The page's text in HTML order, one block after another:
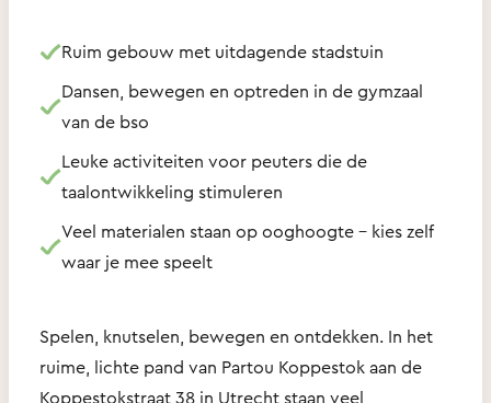
Ruim gebouw met uitdagende stadstuin
Dansen, bewegen en optreden in de gymzaal
van de bso
Leuke activiteiten voor peuters die de
taalontwikkeling stimuleren
Veel materialen staan op ooghoogte – kies zelf
waar je mee speelt
Spelen, knutselen, bewegen en ontdekken. In het
ruime, lichte pand van Partou Koppestok aan de
Koppestokstraat 38 in Utrecht staan veel